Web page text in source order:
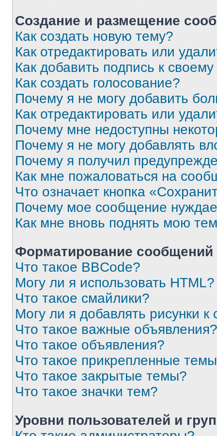
Создание и размещение
Как создать новую тему?
Как отредактировать или
Как добавить подпись к
Как создать голосование?
Почему я не могу добавить
Как отредактировать или
Почему мне недоступны
Почему я не могу добавлять
Почему я получил
Как мне пожаловаться на
Что означает кнопка
Почему мое сообщение
Как мне вновь поднять мою
Форматирование
Что такое BBCode?
Могу ли я использовать HTML?
Что такое смайлики?
Могу ли я добавлять рисунки
Что такое важные объявления?
Что такое объявления?
Что такое прикрепленные
Что такое закрытые темы?
Что такое значки тем?
Уровни пользователей и